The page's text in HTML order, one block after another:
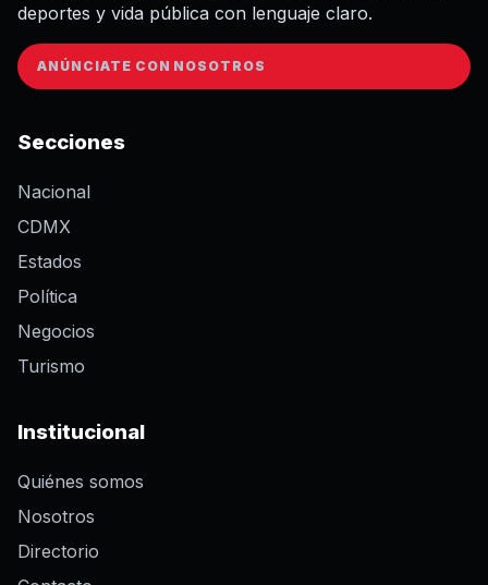
deportes y vida pública con lenguaje claro.
ANÚNCIATE CON NOSOTROS
Secciones
Nacional
CDMX
Estados
Política
Negocios
Turismo
Institucional
Quiénes somos
Nosotros
Directorio